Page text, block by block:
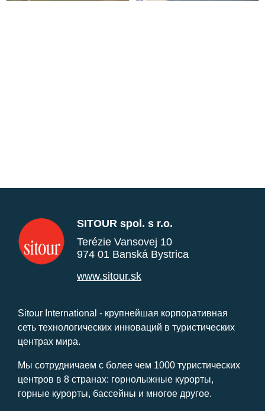
SITOUR spol. s r.o.
Terézie Vansovej 10
974 01 Banská Bystrica
www.sitour.sk
Sitour International - крупнейшая корпоративная
сеть технологических инноваций в туристических
центрах мира.
Мы сотрудничаем с более чем 1000 туристических
центров в 8 странах: горнолыжные курорты,
горные курорты, бассейны и многое другое.